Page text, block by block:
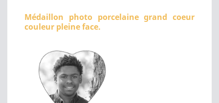
Médaillon photo porcelaine grand coeur
couleur pleine face.